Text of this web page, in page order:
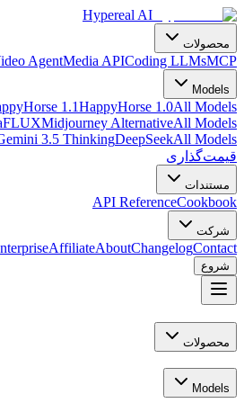
Hypereal AI
محصولات
AgentMedia APICoding LLMsMCP
Models
1.1HappyHorse 1.0All Models
FLUXMidjourney AlternativeAll Models
3.5 ThinkingDeepSeekAll Models
قیمت‌گذاری
مستندات
API ReferenceCookbook
شرکت
AffiliateAboutChangelogContact
شروع
محصولات
Models